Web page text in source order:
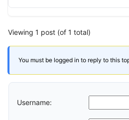
Viewing 1 post (of 1 total)
You must be logged in to reply to this
Username: